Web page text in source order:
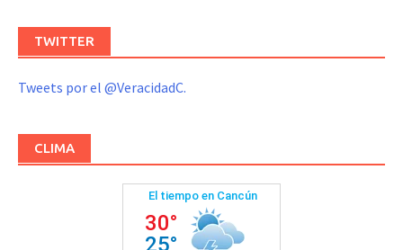
TWITTER
Tweets por el @VeracidadC.
CLIMA